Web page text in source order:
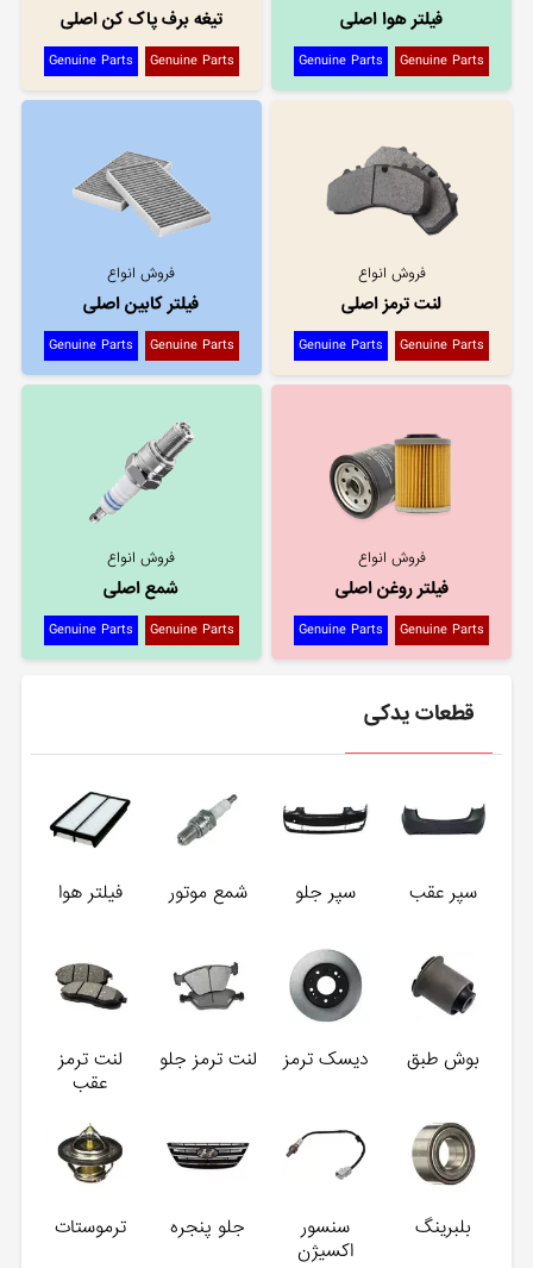
فیلتر هوا اصلی
Genuine Parts
Genuine Parts
تیغه برف پاک کن اصلی
Genuine Parts
Genuine Parts
فروش انواع
لنت ترمز اصلی
Genuine Parts
Genuine Parts
فروش انواع
فیلتر کابین اصلی
Genuine Parts
Genuine Parts
فروش انواع
فیلتر روغن اصلی
Genuine Parts
Genuine Parts
فروش انواع
شمع اصلی
Genuine Parts
Genuine Parts
قطعات یدکی
سپر عقب سپر جلو شمع موتور فیلتر هوا
بوش طبق دیسک ترمز لنت ترمز جلو
لنت ترمز
عقب
بلبرینگ
سنسور
اکسیژن
جلو پنجره ترموستات